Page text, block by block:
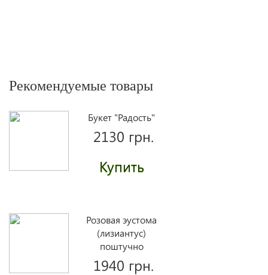
Рекомендуемые товары
Букет "Радость"
2130 грн.
Купить
Розовая эустома
(лизиантус)
поштучно
1940 грн.